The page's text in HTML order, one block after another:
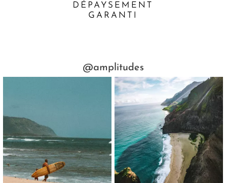
DÉPAYSEMENT
GARANTI
@amplitudes